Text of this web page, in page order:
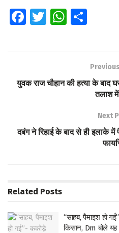
Fa
o
T
W
A
e
युवक राज चौहान की हत्या के बाद
तलाश
Next
दबंग ने रिहाई के बाद से ही इलाके में
Related Posts
“साहब, पैमाइश हो
किसान, Dm बोले